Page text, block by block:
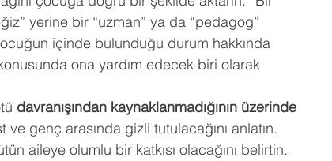
yerine bir “uzman” ya da “pedagog”
içinde bulunduğu durum hakkında
ona yardım edecek biri olarak
davranışından kaynaklanmadığının üzerinde
genç arasında gizli tutulacağını anlatın.
aileye olumlu bir katkısı olacağını belirtin.